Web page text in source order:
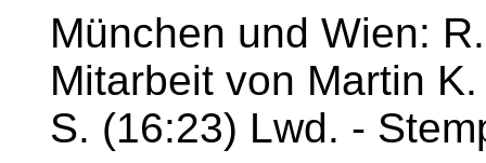
München und Wien:
Mitarbeit von Martin
S. (16:23) Lwd. -